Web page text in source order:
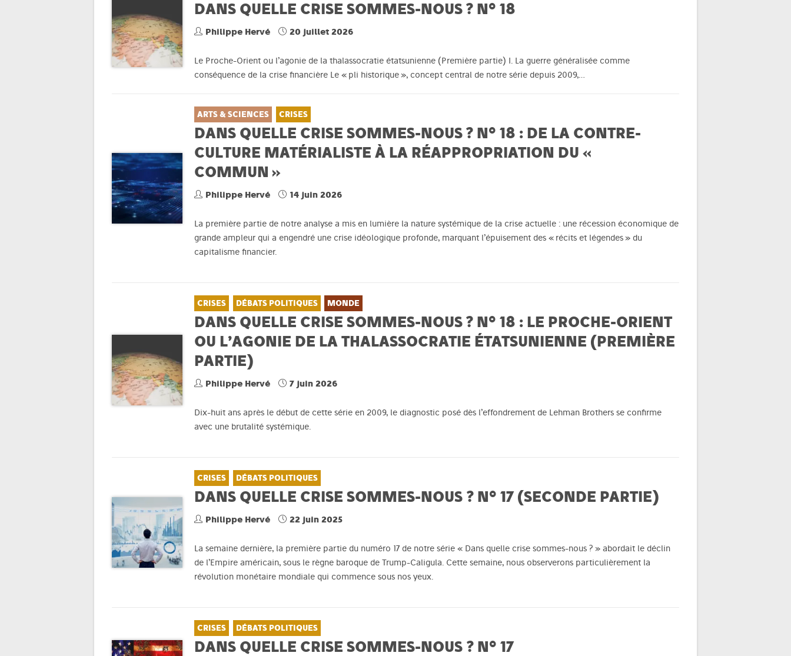
DANS QUELLE CRISE SOMMES-NOUS ? N° 18
Philippe Hervé 20 juillet 2026
Le Proche-Orient ou l’agonie de la thalassocratie étatsunienne (Première partie) I. La guerre généralisée comme
conséquence de la crise financière Le « pli historique », concept central de notre série depuis 2009,…
ARTS & SCIENCES CRISES
DANS QUELLE CRISE SOMMES-NOUS ? N° 18 : DE LA CONTRE-
CULTURE MATÉRIALISTE À LA RÉAPPROPRIATION DU «
COMMUN »
Philippe Hervé 14 juin 2026
La première partie de notre analyse a mis en lumière la nature systémique de la crise actuelle : une récession économique de
grande ampleur qui a engendré une crise idéologique profonde, marquant l’épuisement des « récits et légendes » du
capitalisme financier.
CRISES DÉBATS POLITIQUES MONDE
DANS QUELLE CRISE SOMMES-NOUS ? N° 18 : LE PROCHE-ORIENT
OU L’AGONIE DE LA THALASSOCRATIE ÉTATSUNIENNE (PREMIÈRE
PARTIE)
Philippe Hervé 7 juin 2026
Dix-huit ans après le début de cette série en 2009, le diagnostic posé dès l’effondrement de Lehman Brothers se confirme
avec une brutalité systémique.
CRISES DÉBATS POLITIQUES
DANS QUELLE CRISE SOMMES-NOUS ? N° 17 (SECONDE PARTIE)
Philippe Hervé 22 juin 2025
La semaine dernière, la première partie du numéro 17 de notre série « Dans quelle crise sommes-nous ? » abordait le déclin
de l’Empire américain, sous le règne baroque de Trump-Caligula. Cette semaine, nous observerons particulièrement la
révolution monétaire mondiale qui commence sous nos yeux.
CRISES DÉBATS POLITIQUES
DANS QUELLE CRISE SOMMES-NOUS ? N° 17